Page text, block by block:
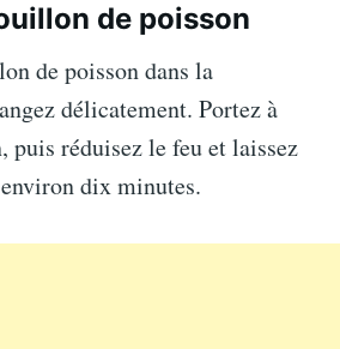
de poisson
de poisson dans la
délicatement. Portez à
réduisez le feu et laissez
dix minutes.